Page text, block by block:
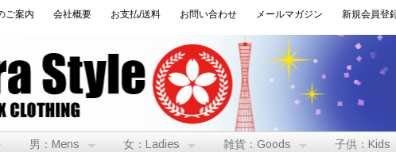
ご案内 会社概要 お支払/送料 お問い合わせ メールマガジン 新規会員登
男：Mens 女：Ladies 雑貨：Goods 子供：Kids